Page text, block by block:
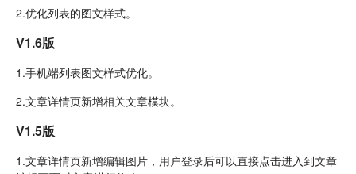
2.优化列表的图文样式。
V1.6版
1.手机端列表图文样式优化。
2.文章详情页新增相关文章模块。
V1.5版
1.文章详情页新增编辑图片，用户登录后可以直接点击进入到文章